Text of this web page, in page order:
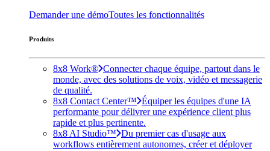
Demander une démoToutes les fonctionnalités
Produits
8x8 Work® Connecter chaque équipe, partout dans le
monde, avec des solutions de voix, vidéo et messagerie
de qualité.
8x8 Contact Center™ Équiper les équipes d'une IA
performante pour délivrer une expérience client plus
rapide et plus pertinente.
8x8 AI Studio™ Du premier cas d'usage aux
workflows entièrement autonomes, créer et déployer